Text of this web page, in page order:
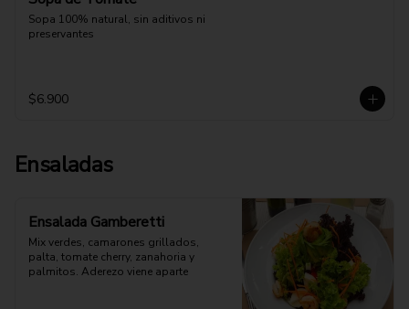
Sopa 100% natural, sin aditivos ni
preservantes
$6.900
Ensaladas
Ensalada Gamberetti
Mix verdes, camarones grillados,
palta, tomate cherry, zanahoria y
palmitos. Aderezo viene aparte